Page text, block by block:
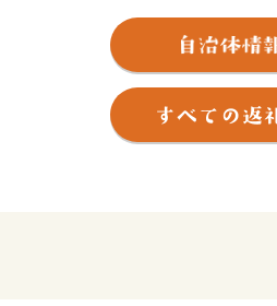
ロイヤルリゾート那須として広く
麓に、歴史ある那須温泉郷をはじ
ー施設やリゾートホテル、別荘地
お客様を迎えております。
ふるさと納税のお礼品としまして
に感じていただけるよう、宿泊施